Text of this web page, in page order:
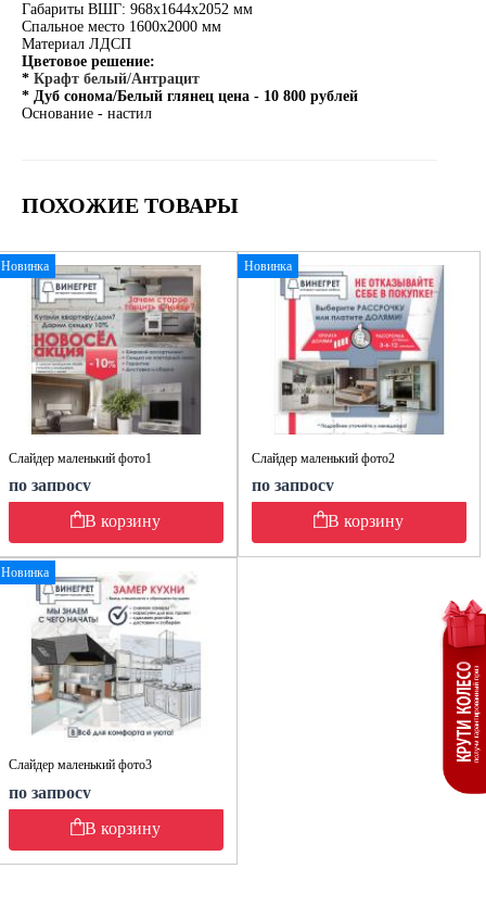
Габариты ВШГ: 968х1644х2052 мм
Спальное место 1600х2000 мм
Материал ЛДСП
Цветовое решение:
* Крафт белый/Антрацит
* Дуб сонома/Белый глянец цена - 10 800 рублей
Основание - настил
ПОХОЖИЕ ТОВАРЫ
Новинка
Слайдер маленький фото1
по запросу
В корзину
Новинка
Слайдер маленький фото2
по запросу
В корзину
Новинка
Слайдер маленький фото3
по запросу
В корзину